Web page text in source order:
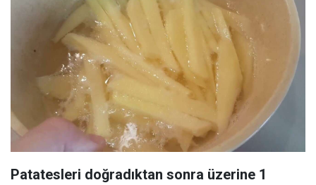
Patatesleri doğradıktan sonra üzerine 1